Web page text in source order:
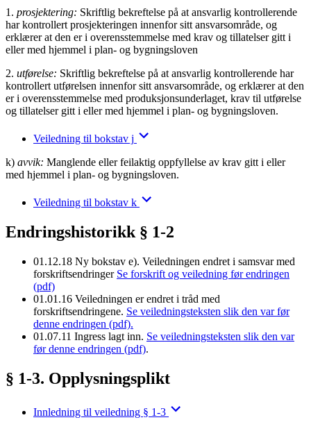
1. prosjektering: Skriftlig bekreftelse på at ansvarlig kontrollerende
har kontrollert prosjekteringen innenfor sitt ansvarsområde, og
erklærer at den er i overensstemmelse med krav og tillatelser gitt i
eller med hjemmel i plan- og bygningsloven
2. utførelse: Skriftlig bekreftelse på at ansvarlig kontrollerende har
kontrollert utførelsen innenfor sitt ansvarsområde, og erklærer at den
er i overensstemmelse med produksjonsunderlaget, krav til utførelse
og tillatelser gitt i eller med hjemmel i plan- og bygningsloven.
Veiledning til bokstav j
k) avvik: Manglende eller feilaktig oppfyllelse av krav gitt i eller
med hjemmel i plan- og bygningsloven.
Veiledning til bokstav k
Endringshistorikk § 1-2
01.12.18 Ny bokstav e). Veiledningen endret i samsvar med
forskriftsendringer Se forskrift og veiledning før endringen
(pdf)
01.01.16 Veiledningen er endret i tråd med
forskriftsendringene. Se veiledningsteksten slik den var før
denne endringen (pdf).
01.07.11 Ingress lagt inn. Se veiledningsteksten slik den var
før denne endringen (pdf).
§ 1-3. Opplysningsplikt
Innledning til veiledning § 1-3